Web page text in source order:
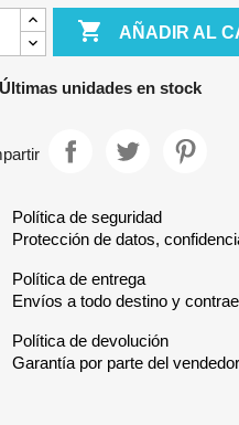
 AÑADIR AL
Últimas unidades en stock
Política de seguridad
Protección de datos,
Política de entrega
Envíos a todo destino y
Política de devolución
Garantía por parte del